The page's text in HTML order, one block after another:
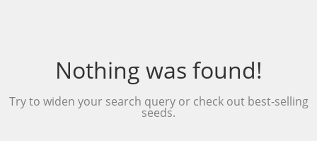
Nothing was found!
Try to widen your search query or check out best-selling
seeds.